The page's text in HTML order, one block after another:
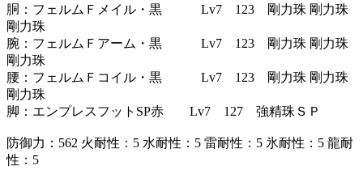
胴：フェルムＦメイル・黒 Lv7 123 剛力珠 剛力珠
剛力珠
腕：フェルムＦアーム・黒 Lv7 123 剛力珠 剛力珠
剛力珠
腰：フェルムＦコイル・黒 Lv7 123 剛力珠 剛力珠
剛力珠
脚：エンプレスフットSP赤 Lv7 127 強精珠ＳＰ
防御力：562 火耐性：5 水耐性：5 雷耐性：5 氷耐性：5 龍耐
性：5